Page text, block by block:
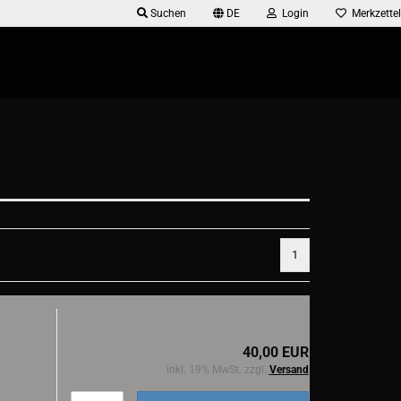
Suchen DE Login Merkzettel
1
40,00 EUR
inkl. 19% MwSt. zzgl. Versand